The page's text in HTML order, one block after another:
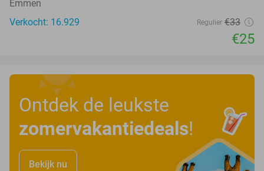
Emmen
Verkocht: 16.929
Regulier €33
€25
Ontdek de leukste
zomervakantiedeals!
Bekijk nu